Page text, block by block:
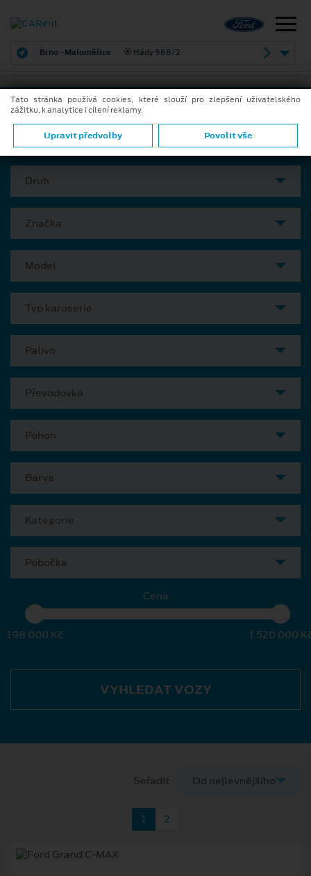
Brno - Maloměřice Hády 968/2
VYBERTE SI VÁŠ VŮZ
Druh
Značka
Model
Typ karoserie
Palivo
Převodovka
Pohon
Barva
Kategorie
Pobočka
Cena
198 000 Kč 1 520 000
VYHLEDAT VOZY
Seřadit
1 2
Tato stránka používá cookies, které slouží pro zlepšení uživatelského
zážitku, k analytice i cílení reklamy.
Upravit předvolby Povolit vše